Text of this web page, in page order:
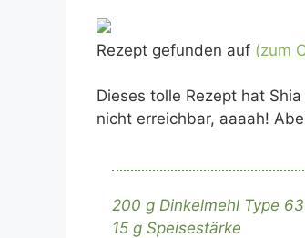
Rezept gefunden auf (zum
Dieses tolle Rezept hat
nicht erreichbar, aaaah!
200 g Dinkelmehl Type
15 g Speisestärke